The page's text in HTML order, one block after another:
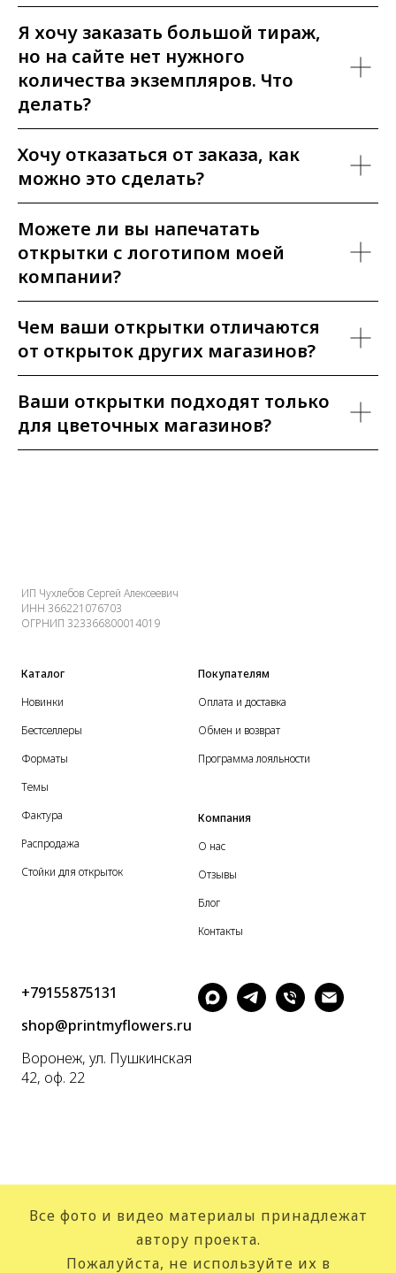
Я хочу заказать большой тираж,
но на сайте нет нужного
количества экземпляров. Что
делать?
Хочу отказаться от заказа, как
можно это сделать?
Можете ли вы напечатать
открытки с логотипом моей
компании?
Чем ваши открытки отличаются
от открыток других магазинов?
Ваши открытки подходят только
для цветочных магазинов?
ИП Чухлебов Сергей Алексеевич
ИНН 366221076703
ОГРНИП 323366800014019
Каталог
Новинки
Бестселлеры
Форматы
Темы
Фактура
Распродажа
Стойки для открыток
Покупателям
Оплата и доставка
Обмен и возврат
Программа лояльности
Компания
О нас
Отзывы
Блог
Контакты
+79155875131
shop@printmyflowers.ru
Воронеж, ул. Пушкинская
42, оф. 22
Все фото и видео материалы принадлежат
автору проекта.
Пожалуйста, не используйте их в